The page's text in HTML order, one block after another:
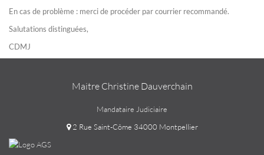
En cas de problème : merci de procéder par courrier recommandé.
Salutations distinguées,
CDMJ
Maitre Christine Dauverchain
Mandataire Judiciaire
2 Rue Saint-Côme 34000 Montpellier